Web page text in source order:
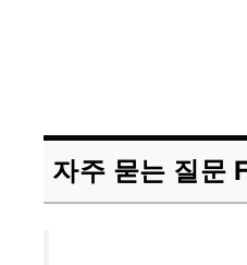
자주 묻는 질문